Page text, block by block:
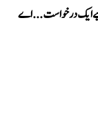
ایک درخواست...اے